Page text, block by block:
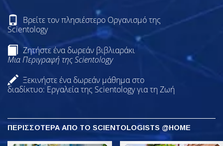
Βρείτε τον πλησιέστερο Οργανισμό της
Scientology
Ζητήστε ένα δωρεάν βιβλιαράκι
Μια Περιγραφή της Scientology
Ξεκινήστε ένα δωρεάν μάθημα στο
διαδίκτυο: Εργαλεία της Scientology για τη Ζωή
ΠΕΡΙΣΣΟΤΕΡΑ ΑΠΟ ΤΟ SCIENTOLOGISTS @HOME